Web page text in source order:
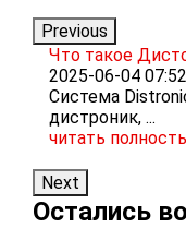
Previous
Что такое
2025-06-04
Система
дистроник, ...
читать
Next
Остались